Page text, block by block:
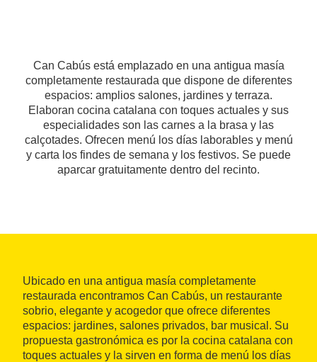
Can Cabús está emplazado en una antigua masía
completamente restaurada que dispone de diferentes
espacios: amplios salones, jardines y terraza.
Elaboran cocina catalana con toques actuales y sus
especialidades son las carnes a la brasa y las
calçotades. Ofrecen menú los días laborables y menú
y carta los findes de semana y los festivos. Se puede
aparcar gratuitamente dentro del recinto.
Ubicado en una antigua masía completamente
restaurada encontramos Can Cabús, un restaurante
sobrio, elegante y acogedor que ofrece diferentes
espacios: jardines, salones privados, bar musical. Su
propuesta gastronómica es por la cocina catalana con
toques actuales y la sirven en forma de menú los días